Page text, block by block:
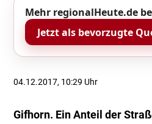
Mehr regionalHeute.de
Jetzt als bevorzugte
04.12.2017, 10:29 Uhr
Gifhorn. Ein Anteil der